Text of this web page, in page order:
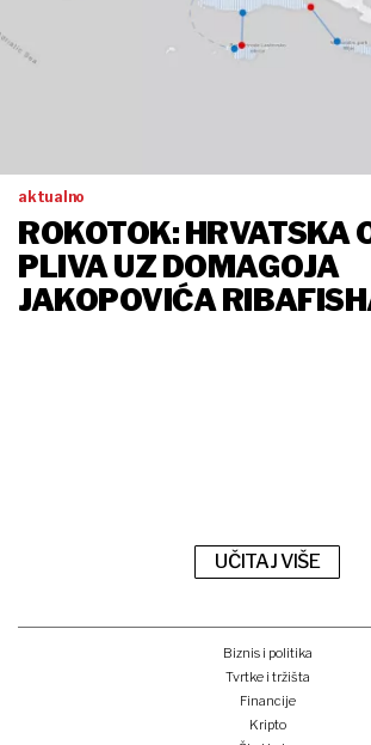
aktualno
ROKOTOK: HRVATSKA
PLIVA UZ DOMAGOJA
JAKOPOVIĆA
UČITAJ VIŠE
Biznis i politika
Tvrtke i tržišta
Financije
Kripto